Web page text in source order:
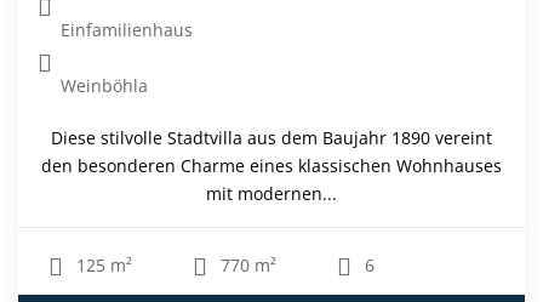
Einfamilienhaus
Weinböhla
Diese stilvolle Stadtvilla aus dem Baujahr 1890 vereint
den besonderen Charme eines klassischen Wohnhauses
mit modernen...
125 m² 770 m² 6